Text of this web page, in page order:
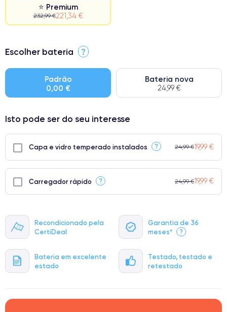
Recondicionado pela
CertiDeal
Garantia de 36
meses*
?
Bateria em excelente
estado
Testado, testado e
retestado
⭐ Premium
232,99 €221,34 €
⭐ Premium
● Bateria: Adequada para uso intensivo.
● Apenas 5% dos nossos telefones atingem a classificação
Escolher bateria ?
Padrão
0,00 €
Bateria nova
24,99 €
Isto pode ser do seu interesse
Capa e vidro temperado instalados ? 24,99 €19,99 €
Carregador rápido ? 24,99 €19,99 €